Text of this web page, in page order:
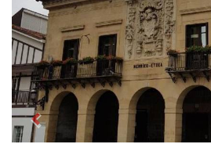
Previous